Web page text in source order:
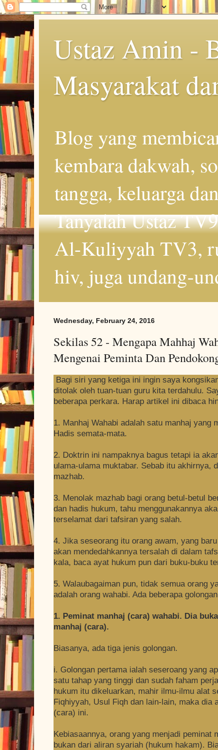
Ustaz Amin -
Masyarakat
Blog yang
kembara dakwah,
tangga, keluarga
Tanyalah Ustaz
Al-Kuliyyah TV3,
hiv, juga undang-
Wednesday, February 24, 2016
Sekilas 52 - Mengapa Mahhaj
Mengenai Peminta Dan
Bagi siri yang ketiga ini ingin saya
ditolak oleh tuan-tuan guru kita terdahulu.
beberapa perkara. Harap artikel ini dibaca
1. Manhaj Wahabi adalah satu manhaj yang
Hadis semata-mata.
2. Doktrin ini nampaknya bagus tetapi ia
ulama-ulama muktabar. Sebab itu akhirnya,
mazhab.
3. Menolak mazhab bagi orang betul-betul
dan hadis hukum, tahu menggunakannya
terselamat dari tafsiran yang salah.
4. Jika seseorang itu orang awam, yang
akan mendedahkannya tersalah di dalam
kala, baca ayat hukum pun dari buku-buku
5. Walaubagaiman pun, tidak semua orang
adalah orang wahabi. Ada beberapa
1. Peminat manhaj (cara) wahabi. Dia
manhaj (cara).
Biasanya, ada tiga jenis golongan.
i. Golongan pertama ialah seseroang yang
satu tahap yang tinggi dan sudah faham
hukum itu dikeluarkan, mahir ilmu-ilmu alat
Fiqhiyyah, Usul Fiqh dan lain-lain, maka dia
(cara) ini.
Kebiasaannya, orang yang menjadi peminat
bukan dari aliran syariah (hukum hakam).